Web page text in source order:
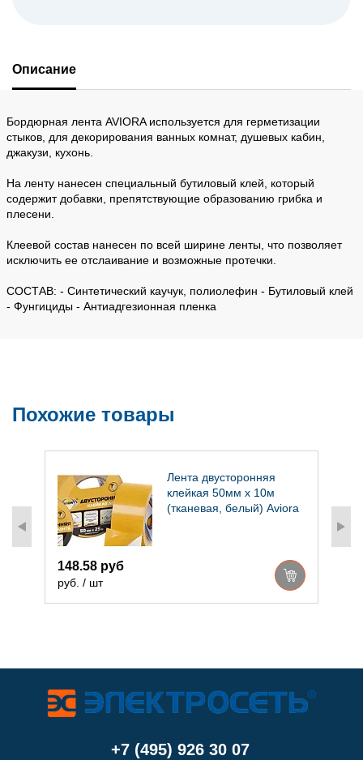
Описание
Бордюрная лента AVIORA используется для герметизации
стыков, для декорирования ванных комнат, душевых кабин,
джакузи, кухонь.
На ленту нанесен специальный бутиловый клей, который
содержит добавки, препятствующие образованию грибка и
плесени.
Клеевой состав нанесен по всей ширине ленты, что позволяет
исключить ее отслаивание и возможные протечки.
СОСТАВ: - Синтетический каучук, полиолефин - Бутиловый клей
- Фунгициды - Антиадгезионная пленка
Похожие товары
Лента двусторонняя
клейкая 50мм х 10м
(тканевая, белый) Aviora
148.58 руб
руб. / шт
+7 (495) 926 30 07